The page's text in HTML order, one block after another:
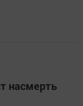
насмерть